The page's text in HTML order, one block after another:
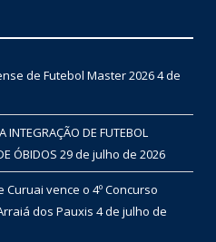
de Futebol Master 20264 de
INTEGRAÇÃO DE FUTEBOL
ÓBIDOS 29 de julho de 2026
vence o 4º Concurso
dos Pauxis 4 de julho de